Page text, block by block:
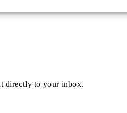
directly to your inbox.